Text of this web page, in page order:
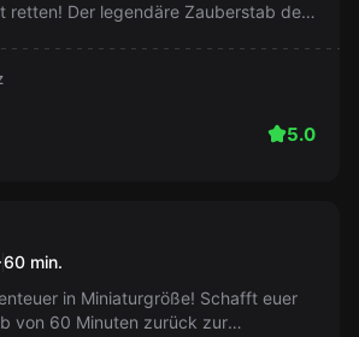
retten! Der legendäre Zauberstab des
der Gefahr – und findet ihn, bevor
60 Minuten erlischt.
5.0
60 min.
in Miniaturgröße! Schafft euer
von 60 Minuten zurück zur